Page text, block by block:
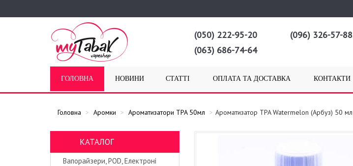
(050) 222-95-20
(063) 686-74-64
(096) 326-57-88
ГОЛОВНА НОВИНИ СТАТТІ ОПЛАТА ТА ДОСТАВКА КОНТАКТИ
Головна Аромки Ароматизатори TPA 50мл Ароматизатор TPA Watermelon (Арбуз) 50 мл
КАТАЛОГ
Вапорайзери, POD, Електроні